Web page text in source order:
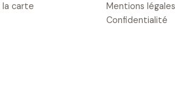
la carte
Mentions légales
Confidentialité